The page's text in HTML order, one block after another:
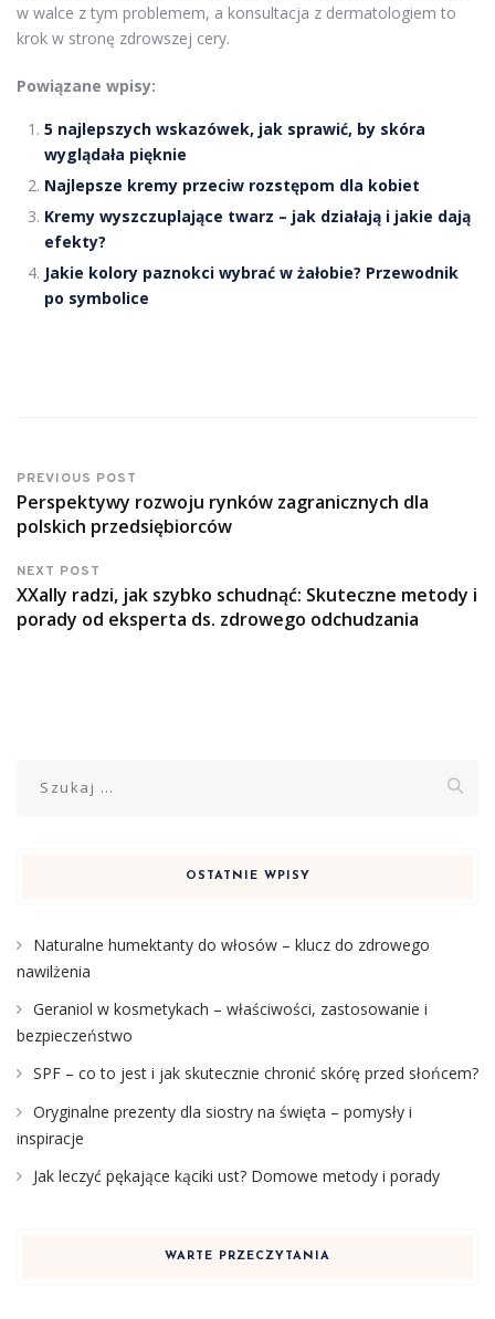
w walce z tym problemem, a konsultacja z dermatologiem to
krok w stronę zdrowszej cery.
Powiązane wpisy:
5 najlepszych wskazówek, jak sprawić, by skóra
wyglądała pięknie
Najlepsze kremy przeciw rozstępom dla kobiet
Kremy wyszczuplające twarz – jak działają i jakie dają
efekty?
Jakie kolory paznokci wybrać w żałobie? Przewodnik
po symbolice
PREVIOUS POST
Perspektywy rozwoju rynków zagranicznych dla
polskich przedsiębiorców
NEXT POST
XXally radzi, jak szybko schudnąć: Skuteczne metody i
porady od eksperta ds. zdrowego odchudzania
OSTATNIE WPISY
Naturalne humektanty do włosów – klucz do zdrowego
nawilżenia
Geraniol w kosmetykach – właściwości, zastosowanie i
bezpieczeństwo
SPF – co to jest i jak skutecznie chronić skórę przed słońcem?
Oryginalne prezenty dla siostry na święta – pomysły i
inspiracje
Jak leczyć pękające kąciki ust? Domowe metody i porady
WARTE PRZECZYTANIA